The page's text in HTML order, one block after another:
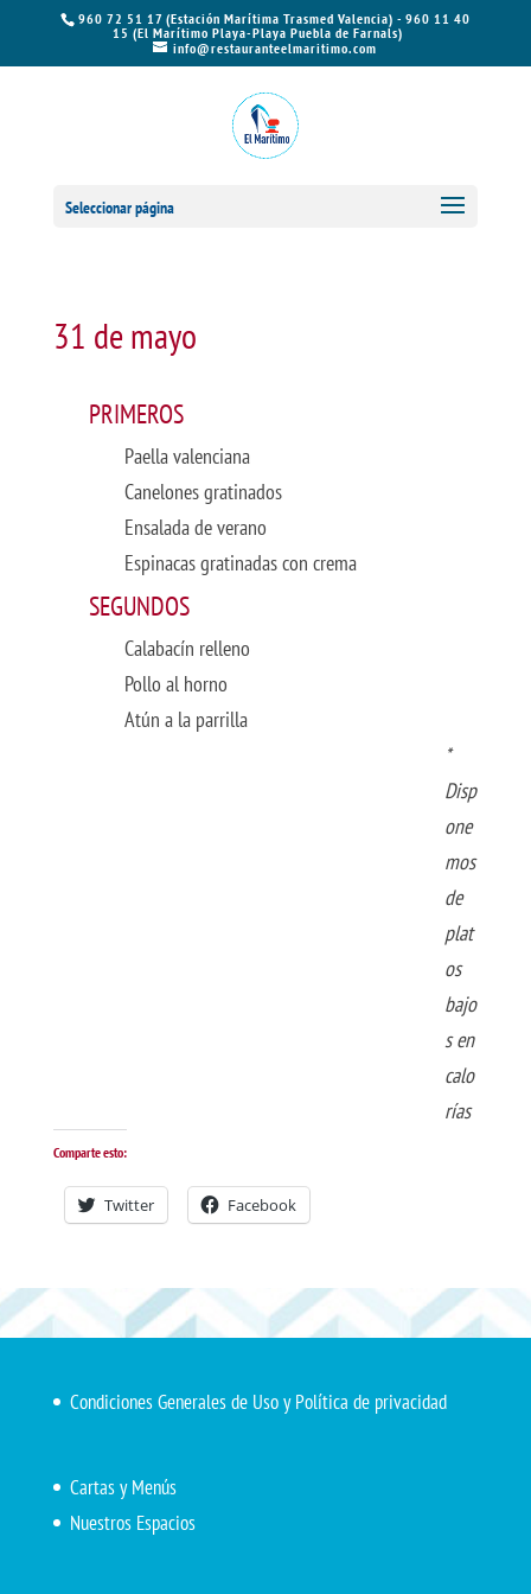
960 72 51 17 (Estación Marítima Trasmed Valencia) - 960 11 40
15 (El Marítimo Playa-Playa Puebla de Farnals)
info@restauranteelmaritimo.com
Seleccionar página
31 de mayo
PRIMEROS
Paella valenciana
Canelones gratinados
Ensalada de verano
Espinacas gratinadas con crema
SEGUNDOS
Calabacín relleno
Pollo al horno
Atún a la parrilla
*
Disp
one
mos
de
plat
os
bajo
s en
calo
rías
Comparte esto:
Twitter Facebook
Condiciones Generales de Uso y Política de privacidad
Cartas y Menús
Nuestros Espacios